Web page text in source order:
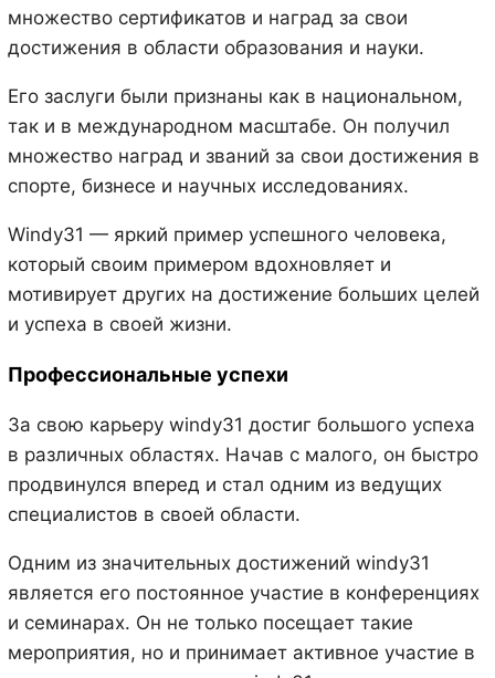
множество сертификатов и наград за свои
достижения в области образования и науки.
Его заслуги были признаны как в национальном,
так и в международном масштабе. Он получил
множество наград и званий за свои достижения в
спорте, бизнесе и научных исследованиях.
Windy31 — яркий пример успешного человека,
который своим примером вдохновляет и
мотивирует других на достижение больших целей
и успеха в своей жизни.
Профессиональные успехи
За свою карьеру windy31 достиг большого успеха
в различных областях. Начав с малого, он быстро
продвинулся вперед и стал одним из ведущих
специалистов в своей области.
Одним из значительных достижений windy31
является его постоянное участие в конференциях
и семинарах. Он не только посещает такие
мероприятия, но и принимает активное участие в